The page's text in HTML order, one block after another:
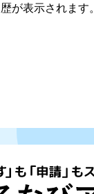
が表示されます。